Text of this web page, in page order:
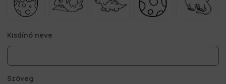
Kisdínó neve
Szöveg